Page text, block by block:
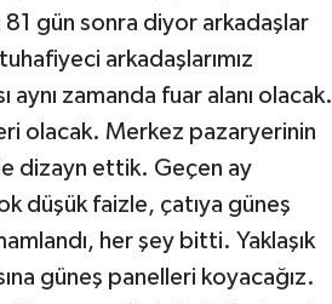
81 gün sonra diyor arkadaşlar
arkadaşlarımız
zamanda fuar alanı olacak.
olacak. Merkez pazaryerinin
dizayn ettik. Geçen ay
düşük faizle, çatıya güneş
her şey bitti. Yaklaşık
güneş panelleri koyacağız.